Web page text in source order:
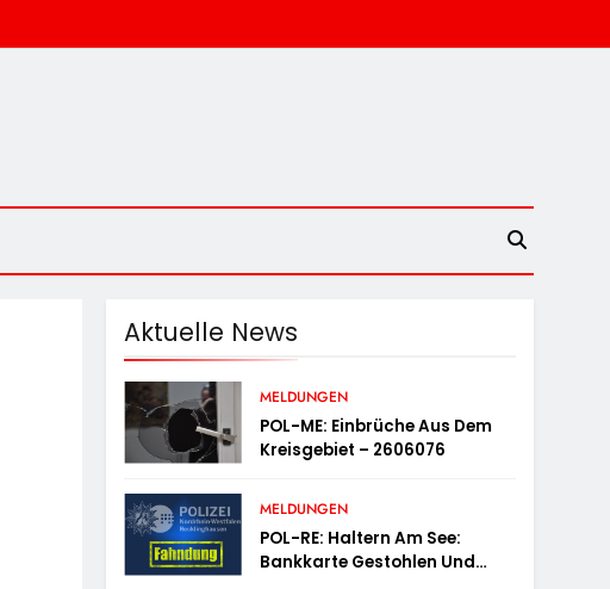
Aktuelle News
MELDUNGEN
POL-ME: Einbrüche Aus Dem
Kreisgebiet – 2606076
MELDUNGEN
POL-RE: Haltern Am See:
Bankkarte Gestohlen Und